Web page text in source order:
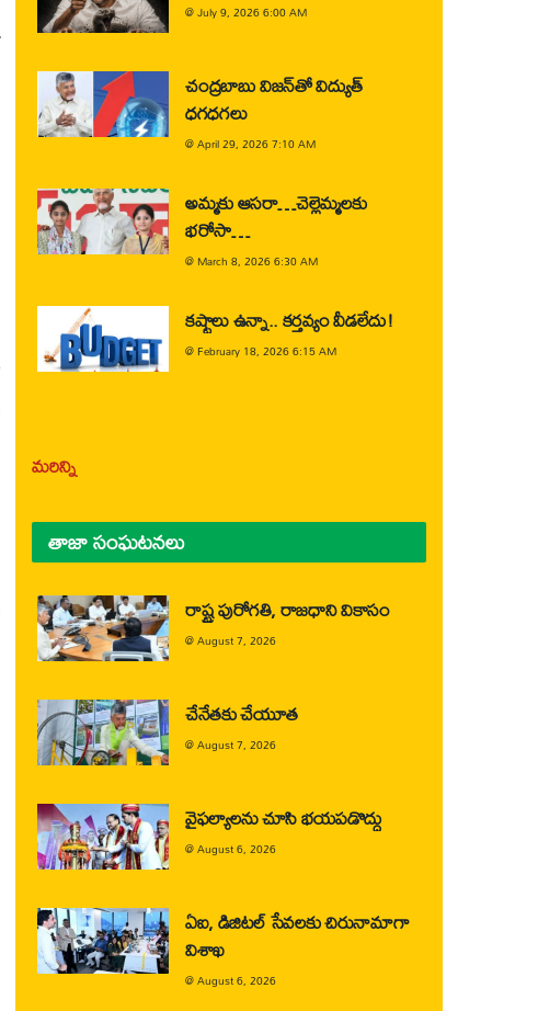
@July 9, 2026 6:00 AM
చంద్రబాబు విజన్‌తో విద్యుత్
ధగధగలు
@April 29, 2026 7:10 AM
అమ్మకు ఆసరా…చెల్లెమ్మలకు
భరోసా…
@ March 8, 2026 6:30 AM
కష్టాలు ఉన్నా.. కర్తవ్యం వీడలేదు!
@February 18, 2026 6:15 AM
మరిన్ని
తాజా సంఘటనలు
రాష్ట్ర పురోగతి, రాజధాని వికాసం
@August 7, 2026
చేనేతకు చేయూత
@August 7, 2026
వైఫల్యాలను చూసి భయపడొద్దు
@August 6, 2026
ఏఐ, డిజిటల్ సేవలకు చిరునామాగా
విశాఖ
@August 6, 2026